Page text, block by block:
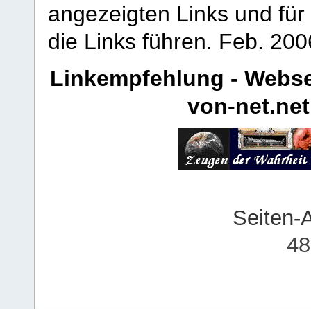
angezeigten Links und
die Links führen. Feb.
Linkempfehlung -
von-net.net
Seiten-